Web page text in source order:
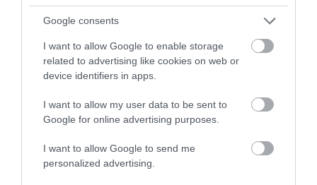
Google consents
I want to allow Google to enable storage
related to advertising like cookies on web or
device identifiers in apps.
I want to allow my user data to be sent to
Google for online advertising purposes.
I want to allow Google to send me
personalized advertising.
PRONEWS.GR /ΥΠ.ΕΘ.Α